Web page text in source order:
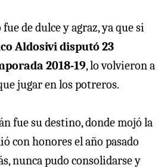
de dulce y agraz, ya que si
Aldosivi disputó 23
2018-19, lo volvieron a
jugar en los potreros.
fue su destino, donde mojó la
con honores el año pasado
nunca pudo consolidarse y